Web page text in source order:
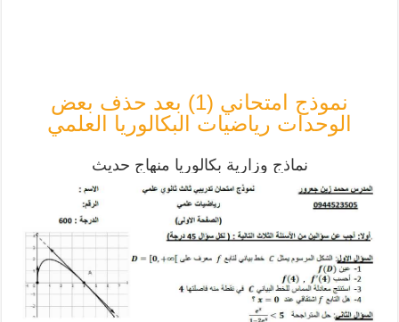
نموذج امتحاني (1) بعد حذف بعض
الوحدات رياضيات البكالوريا العلمي
نماذج وزارية بكالوريا منهاج حديث